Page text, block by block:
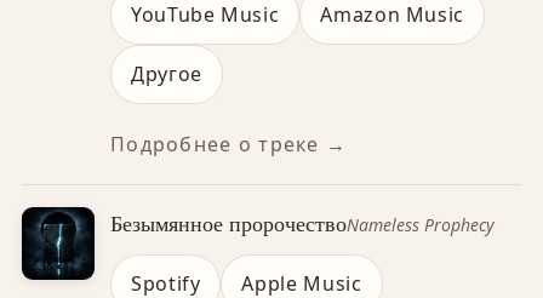
YouTube Music Amazon Music
Другое
Подробнее о треке →
Безымянное пророчествоNameless Prophecy
Spotify Apple Music